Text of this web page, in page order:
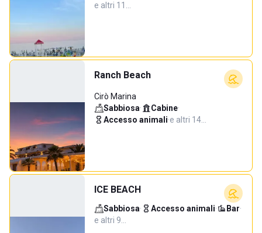
e altri 11…
Ranch Beach
Cirò Marina
Sabbiosa· Cabine·
Accesso animali·e altri 14…
ICE BEACH
Sabbiosa· Accesso animali· Bar·
e altri 9…